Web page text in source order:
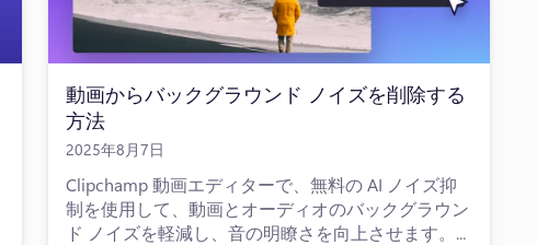
動画からバックグラウンド ノイズを削除する
方法
2025年8月7日
Clipchamp 動画エディターで、無料の AI ノイズ抑
制を使用して、動画とオーディオのバックグラウン
ド ノイズを軽減し、音の明瞭さを向上させます。...